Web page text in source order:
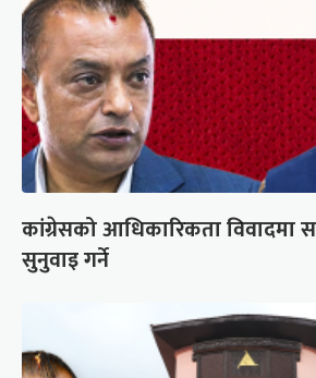
कांग्रेसको आधिकारिकता विवादमा
सुनुवाइ गर्ने